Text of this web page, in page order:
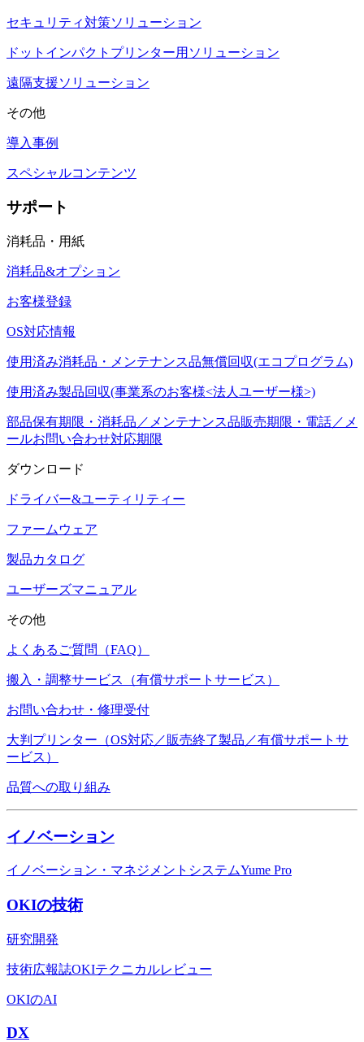
セキュリティ対策ソリューション
ドットインパクトプリンター用ソリューション
遠隔支援ソリューション
その他
導入事例
スペシャルコンテンツ
サポート
消耗品・用紙
消耗品&オプション
お客様登録
OS対応情報
使用済み消耗品・メンテナンス品無償回収(エコプログラム)
使用済み製品回収(事業系のお客様<法人ユーザー様>)
部品保有期限・消耗品／メンテナンス品販売期限・電話／メ
ールお問い合わせ対応期限
ダウンロード
ドライバー&ユーティリティー
ファームウェア
製品カタログ
ユーザーズマニュアル
その他
よくあるご質問（FAQ）
搬入・調整サービス（有償サポートサービス）
お問い合わせ・修理受付
大判プリンター（OS対応／販売終了製品／有償サポートサ
ービス）
品質への取り組み
イノベーション
イノベーション・マネジメントシステムYume Pro
OKIの技術
研究開発
技術広報誌OKIテクニカルレビュー
OKIのAI
DX